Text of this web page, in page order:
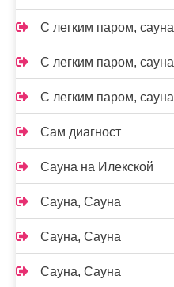
С легким паром, сауна
С легким паром, сауна
С легким паром, сауна
Сам диагност
Сауна на Илекской
Сауна, Сауна
Сауна, Сауна
Сауна, Сауна